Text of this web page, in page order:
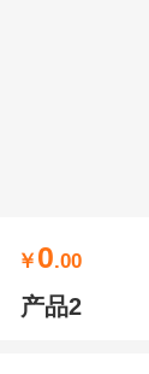
￥ 0.00
产品2